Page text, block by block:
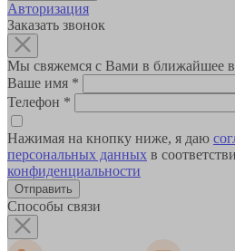
Авторизация
Заказать звонок
Мы свяжемся с Вами в ближайшее
Ваше имя *
Телефон *
Нажимая на кнопку ниже, я даю
персональных данных в
конфиденциальности
Способы связи